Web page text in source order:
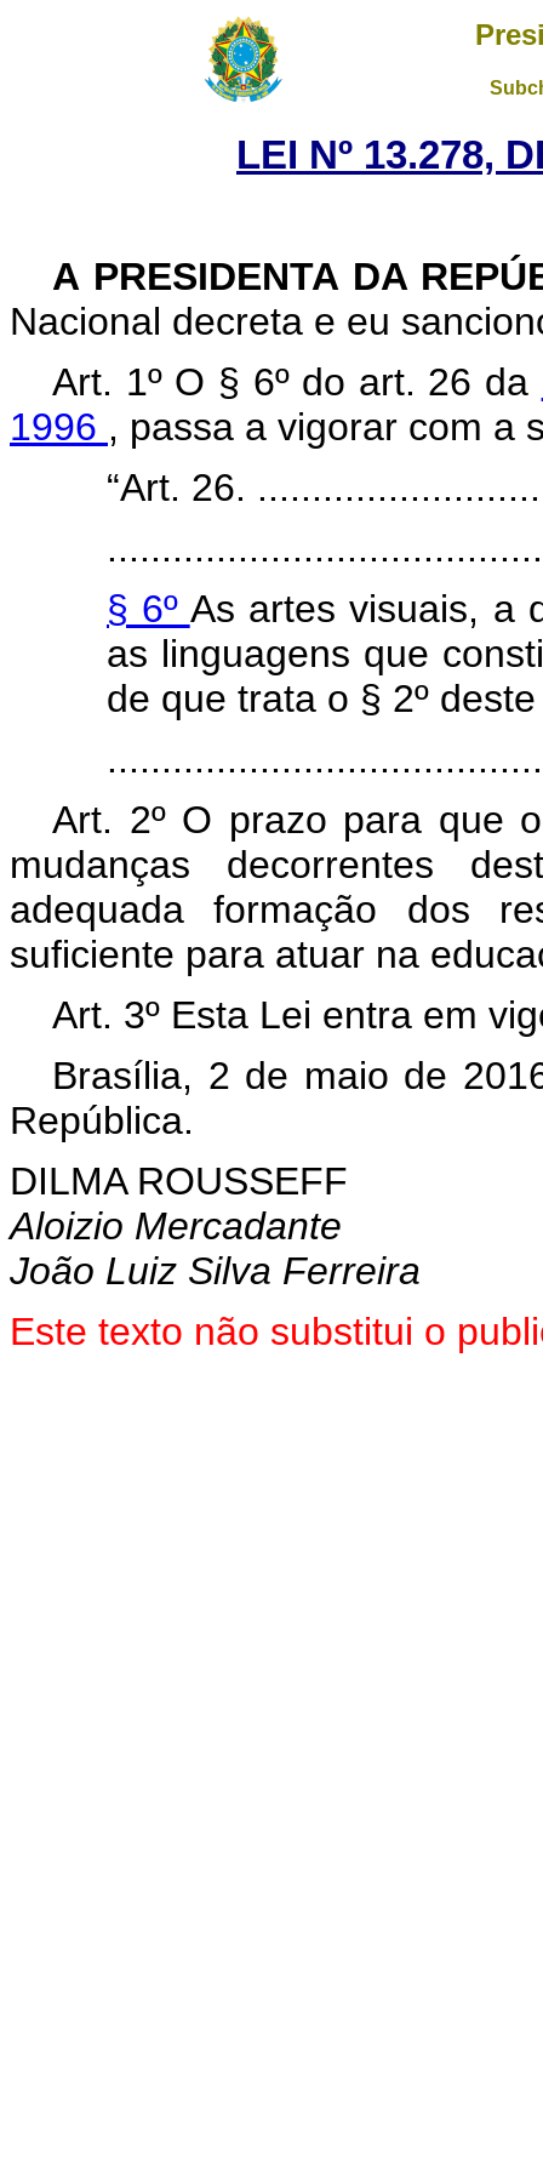
LEI Nº 13.278,
A PRESIDENTA DA
Nacional decreta e eu
Art. 1º O § 6º do art. 26 da
1996 , passa a vigorar com a
“Art. 26.
§ 6º As artes visuais, a
as linguagens que
de que trata o § 2º
Art. 2º O prazo para que
mudanças decorrentes
adequada formação dos
suficiente para atuar na
Art. 3º Esta Lei entra em
Brasília, 2 de maio de
República.
DILMA ROUSSEFF
Aloizio Mercadante
João Luiz Silva Ferreira
Este texto não substitui o